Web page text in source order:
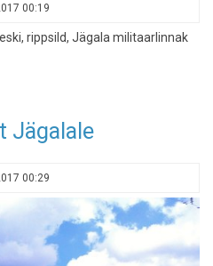
00:19
rippsild, Jägala militaarlinnak
Jägalale
00:29